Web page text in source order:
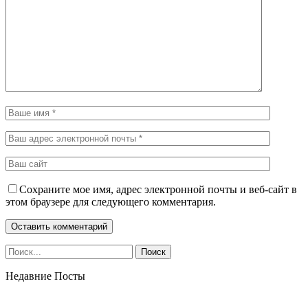
Сохраните мое имя, адрес электронной почты и веб-сайт в
этом браузере для следующего комментария.
Недавние Посты